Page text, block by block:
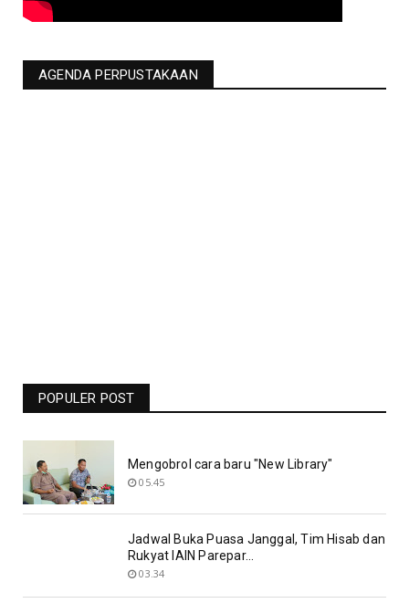
AGENDA PERPUSTAKAAN
POPULER POST
Bolasport.com
Mengobrol cara baru "New Library"
05.45
Jadwal Buka Puasa Janggal, Tim Hisab dan
Rukyat IAIN Parepar...
03.34